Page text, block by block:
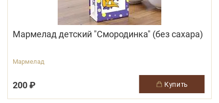
Мармелад детский "Смородинка" (без сахара)
Мармелад
200 ₽ купить